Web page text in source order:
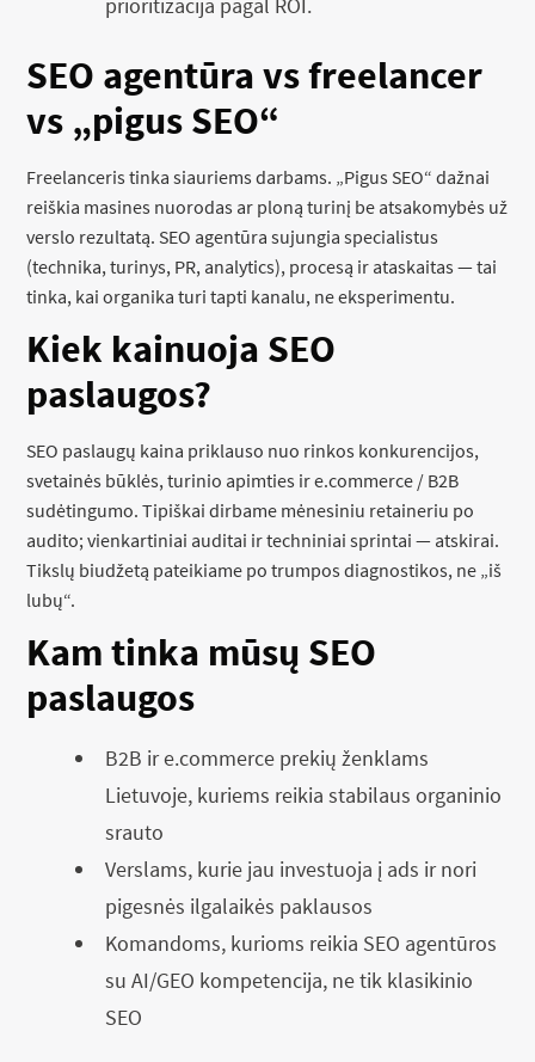
prioritizacija pagal ROI.
SEO agentūra vs freelancer
vs „pigus SEO“
Freelanceris tinka siauriems darbams. „Pigus SEO“ dažnai
reiškia masines nuorodas ar ploną turinį be atsakomybės už
verslo rezultatą. SEO agentūra sujungia specialistus
(technika, turinys, PR, analytics), procesą ir ataskaitas — tai
tinka, kai organika turi tapti kanalu, ne eksperimentu.
Kiek kainuoja SEO
paslaugos?
SEO paslaugų kaina priklauso nuo rinkos konkurencijos,
svetainės būklės, turinio apimties ir e.commerce / B2B
sudėtingumo. Tipiškai dirbame mėnesiniu retaineriu po
audito; vienkartiniai auditai ir techniniai sprintai — atskirai.
Tikslų biudžetą pateikiame po trumpos diagnostikos, ne „iš
lubų“.
Kam tinka mūsų SEO
paslaugos
B2B ir e.commerce prekių ženklams
Lietuvoje, kuriems reikia stabilaus organinio
srauto
Verslams, kurie jau investuoja į ads ir nori
pigesnės ilgalaikės paklausos
Komandoms, kurioms reikia SEO agentūros
su AI/GEO kompetencija, ne tik klasikinio
SEO